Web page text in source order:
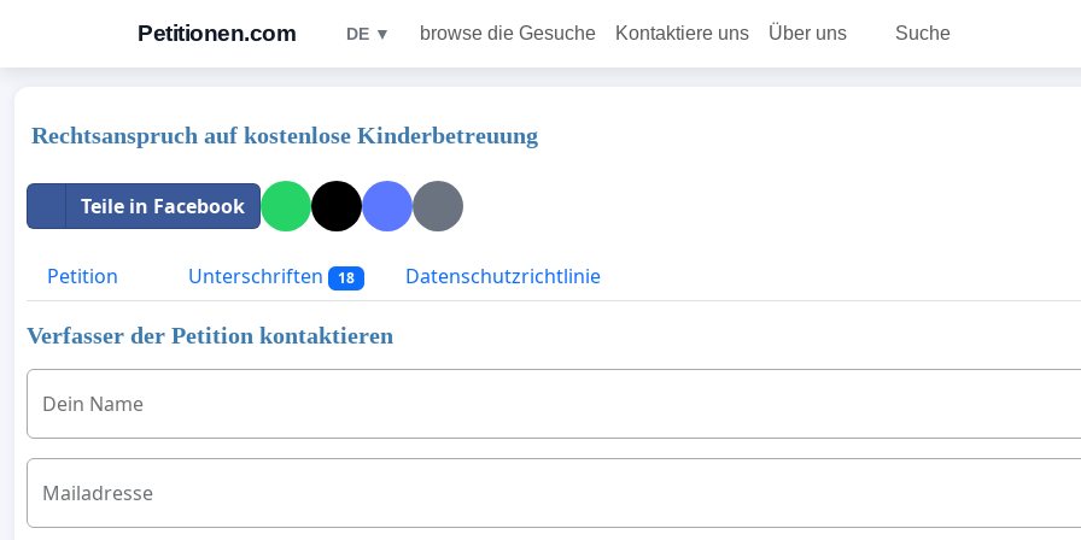
Petitionen.com DE ▼ browse die Gesuche Kontaktiere uns Über uns Suche
Rechtsanspruch auf kostenlose Kinderbetreuung
Teile in Facebook
Petition Unterschriften 18 Datenschutzrichtlinie
Verfasser der Petition kontaktieren
Dein Name
Mailadresse